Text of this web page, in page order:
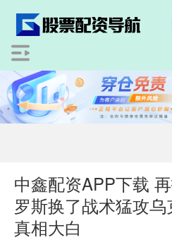
中鑫配资APP下载
罗斯换了战术猛攻
真相大白